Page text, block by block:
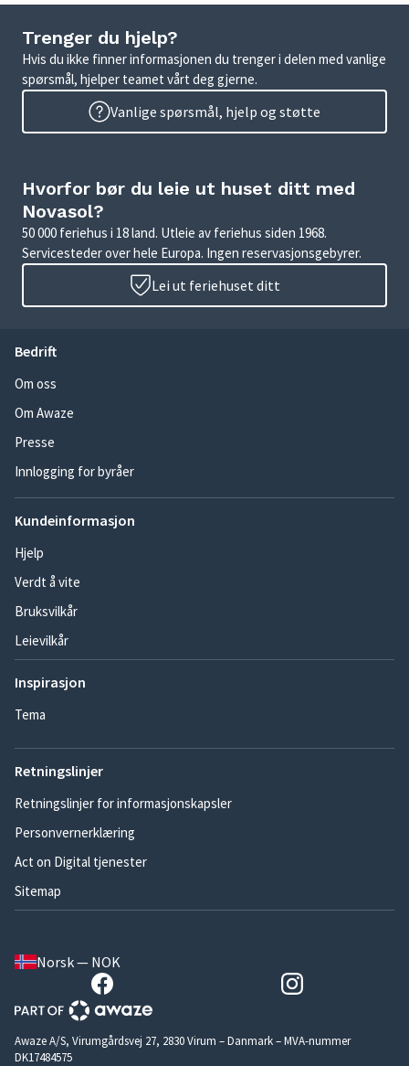
Trenger du hjelp?
Hvis du ikke finner informasjonen du trenger i delen med vanlige
spørsmål, hjelper teamet vårt deg gjerne.
Vanlige spørsmål, hjelp og støtte
Hvorfor bør du leie ut huset ditt med
Novasol?
50 000 feriehus i 18 land. Utleie av feriehus siden 1968.
Servicesteder over hele Europa. Ingen reservasjonsgebyrer.
Lei ut feriehuset ditt
Bedrift
Om oss
Om Awaze
Presse
Innlogging for byråer
Kundeinformasjon
Hjelp
Verdt å vite
Bruksvilkår
Leievilkår
Inspirasjon
Tema
Retningslinjer
Retningslinjer for informasjonskapsler
Personvernerklæring
Act on Digital tjenester
Sitemap
Norsk — NOK
Awaze A/S, Virumgårdsvej 27, 2830 Virum – Danmark – MVA-nummer
DK17484575